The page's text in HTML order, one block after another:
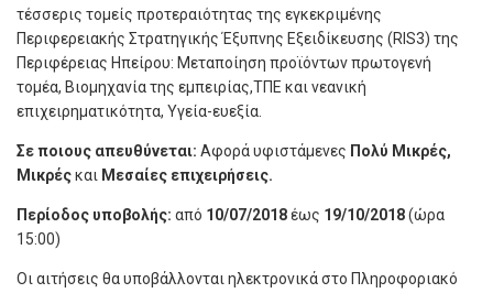
τέσσερις τομείς προτεραιότητας της εγκεκριμένης
Περιφερειακής Στρατηγικής Έξυπνης Εξειδίκευσης (RIS3) της
Περιφέρειας Ηπείρου: Μεταποίηση προϊόντων πρωτογενή
τομέα, Βιομηχανία της εμπειρίας,ΤΠΕ και νεανική
επιχειρηματικότητα, Υγεία-ευεξία.
Σε ποιους απευθύνεται: Αφορά υφιστάμενες Πολύ Μικρές,
Μικρέςκαι Μεσαίες επιχειρήσεις.
Περίοδος υποβολής: από 10/07/2018έως 19/10/2018(ώρα
15:00)
Οι αιτήσεις θα υποβάλλονται ηλεκτρονικά στο Πληροφοριακό